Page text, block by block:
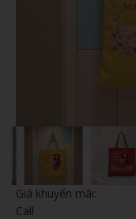
Giá khuyến mãi:
Call